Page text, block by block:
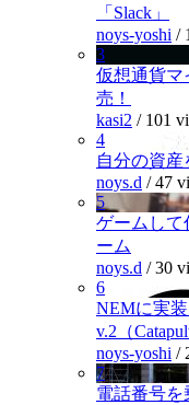
「Slack」
noys-yoshi /
3
仮想通貨マ
売！
kasi2 / 101
4
自分の資産
noys.d /47
5
ゲームして
ーム
noys.d /30
6
NEMに実
v.2（
noys-yoshi /
7
電話番号を